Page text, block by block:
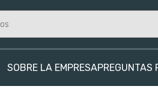
SOBRE LA EMPRESAPREGUNTAS